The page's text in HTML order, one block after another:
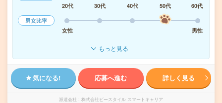
20代
30代 40代 50代
60代
男女比率
女性
男性
もっと見る
気になる! 応募へ進む 詳しく見る
派遣会社 株式会社ビースタイル スマートキャリア